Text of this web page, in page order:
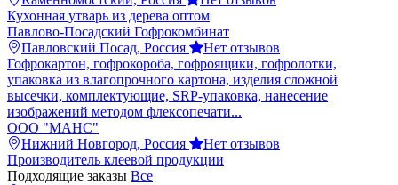
Кухонная утварь из дерева оптом
Павлово-Посадский Гофрокомбинат
Павловский Посад, Россия
Нет отзывов
Гофрокартон, гофрокороба, гофроящики, гофролотки,
упаковка из влагопрочного картона, изделия сложной
высечки, комплектующие, SRP-упаковка, нанесение
изображений методом флексопечати...
ООО "МАНС"
Нижний Новгород, Россия
Нет отзывов
Производитель клеевой продукции
Подходящие заказы Все